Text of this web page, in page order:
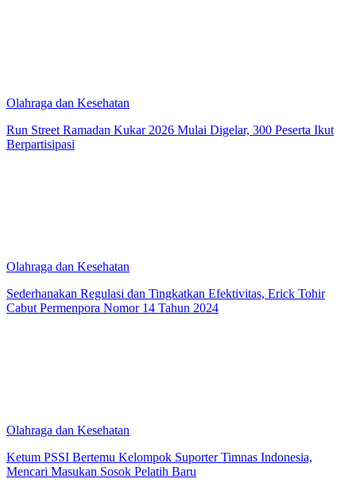
Olahraga dan Kesehatan
Run Street Ramadan Kukar 2026 Mulai Digelar, 300 Peserta Ikut
Berpartisipasi
Olahraga dan Kesehatan
Sederhanakan Regulasi dan Tingkatkan Efektivitas, Erick Tohir
Cabut Permenpora Nomor 14 Tahun 2024
Olahraga dan Kesehatan
Ketum PSSI Bertemu Kelompok Suporter Timnas Indonesia,
Mencari Masukan Sosok Pelatih Baru